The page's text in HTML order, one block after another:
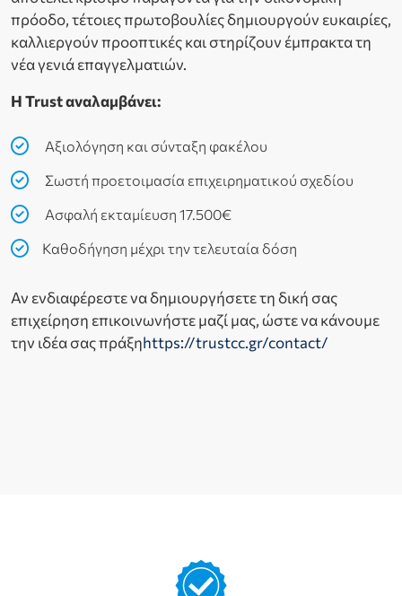
πρόοδο, τέτοιες πρωτοβουλίες δημιουργούν ευκαιρίες,
καλλιεργούν προοπτικές και στηρίζουν έμπρακτα τη
νέα γενιά επαγγελματιών.
Η Trust αναλαμβάνει:
Αξιολόγηση και σύνταξη φακέλου
Σωστή προετοιμασία επιχειρηματικού σχεδίου
Ασφαλή εκταμίευση 17.500€
Καθοδήγηση μέχρι την τελευταία δόση
Αν ενδιαφέρεστε να δημιουργήσετε τη δική σας
επιχείρηση επικοινωνήστε μαζί μας, ώστε να κάνουμε
την ιδέα σας πράξηhttps://trustcc.gr/contact/